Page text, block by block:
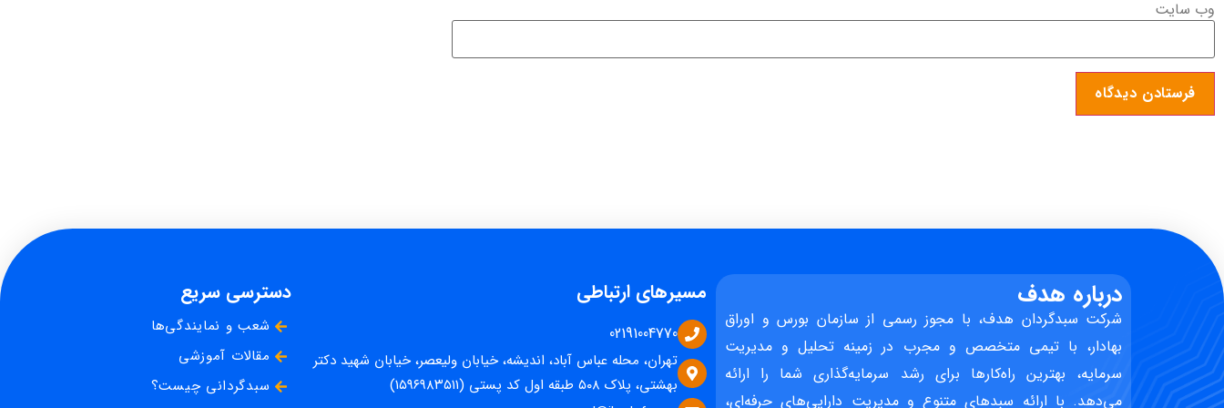
وب‌ سایت
درباره هدف
شرکت سبدگردان هدف، با مجوز رسمی از سازمان بورس و اوراق
بهادار، با تیمی متخصص و مجرب در زمینه تحلیل و مدیریت
سرمایه، بهترین راه‌کارها برای رشد سرمایه‌گذاری شما را ارائه
می‌دهد. با ارائه سبدهای متنوع و مدیریت دارایی‌های حرفه‌ای،
مسیرهای ارتباطی
02191004770
تهران، محله عباس آباد، اندیشه، خیابان ولیعصر، خیابان شهید دکتر
بهشتی، پلاک ۵۰۸ طبقه اول کد پستی (۱۵۹۶۹۸۳۵۱۱)
دسترسی سریع
شعب و نمایندگی‌ها
مقالات آموزشی
سبدگردانی چیست؟